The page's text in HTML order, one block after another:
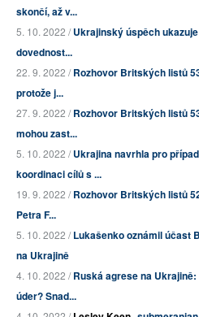
skončí, až v...
5. 10. 2022 /Ukrajinský úspěch
dovednost...
22. 9. 2022 /Rozhovor Britských listů
protože j...
27. 9. 2022 /Rozhovor Britských listů
mohou zast...
5. 10. 2022 /Ukrajina navrhla pro
koordinaci cílů s ...
19. 9. 2022 /Rozhovor Britských listů
Petra F...
5. 10. 2022 /Lukašenko oznámil účast
na Ukrajině
4. 10. 2022 /Ruská agrese na
úder? Snad...